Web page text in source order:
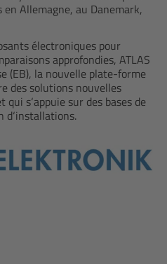
Allemagne, au Danemark,
électroniques pour
approfondies, ATLAS
(EB), la nouvelle plate-forme
des solutions nouvelles
s‘appuie sur des bases de
d‘installations.